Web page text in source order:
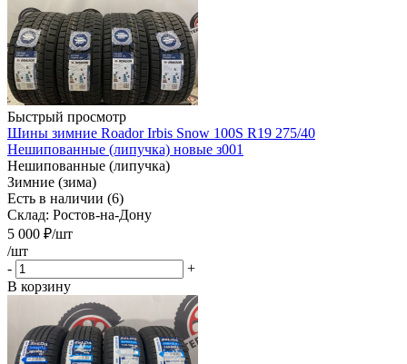
Быстрый просмотр
Шины зимние Roador Irbis Snow 100S R19 275/40
Нешипованные (липучка) новые з001
Нешипованные (липучка)
Зимние (зима)
Есть в наличии (6)
Склад: Ростов-на-Дону
5 000 ₽/шт
/шт
-
+
В корзину